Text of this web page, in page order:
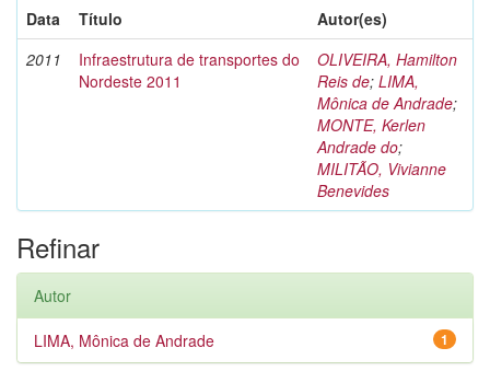
Data
Título
Autor(es)
2011
Infraestrutura de transportes do
Nordeste 2011
OLIVEIRA, Hamilton
Reis de; LIMA,
Mônica de Andrade;
MONTE, Kerlen
Andrade do;
MILITÃO, Vivianne
Benevides
Refinar
Autor
1
LIMA, Mônica de Andrade